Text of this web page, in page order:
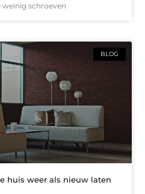
schroeven
BLOG
huis weer als nieuw laten